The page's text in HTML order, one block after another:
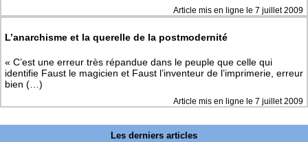
Article mis en ligne le 7 juillet 2009
L’anarchisme et la querelle de la postmodernité
« C’est une erreur très répandue dans le peuple que celle qui
identifie Faust le magicien et Faust l’inventeur de l’imprimerie, erreur
bien (…)
Article mis en ligne le 7 juillet 2009
Les derniers articles